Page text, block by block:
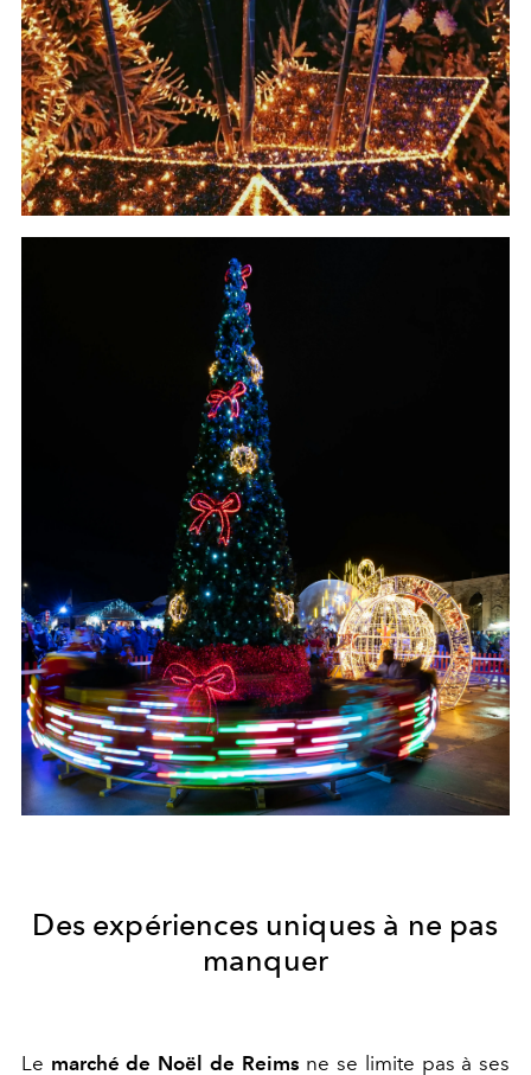
Des expériences uniques à ne pas
manquer
Le marché de Noël de Reims ne se limite pas à ses